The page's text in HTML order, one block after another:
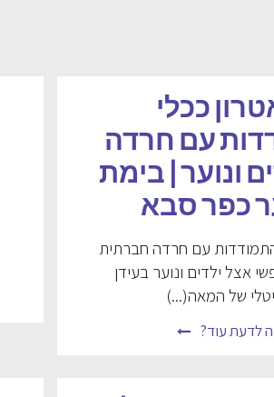
ככלי
עם חרדה
ונוער | בימת
כפר סבא
עם חרדה חברתית
אצל ילדים ונוער בעידן
של המאה(...)
לדעת עוד?